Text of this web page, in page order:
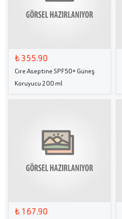
₺ 355.90
Cire Aseptine SPF50+ Güneş
Koruyucu 200 ml
₺ 167.90